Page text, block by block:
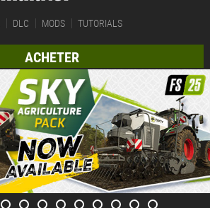
DLC MODS TUTORIALS
ACHETER